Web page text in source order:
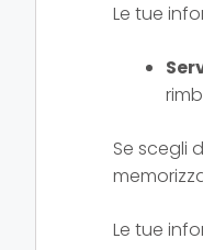
Le tue
Se scegli
Le tue